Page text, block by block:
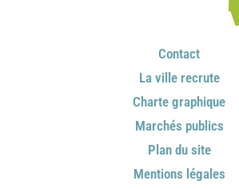
Contact
La ville recrute
Charte graphique
Marchés publics
Plan du site
Mentions légales